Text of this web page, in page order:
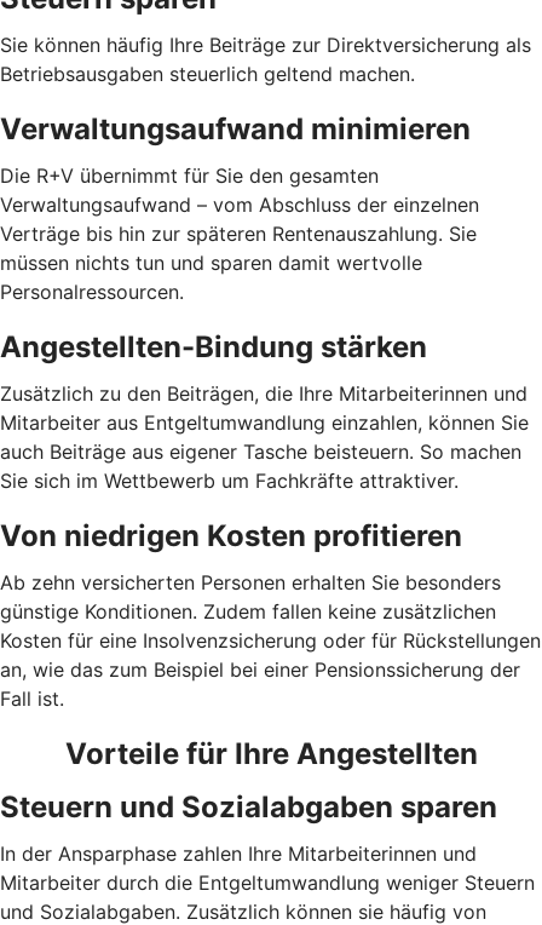
Sie können häufig Ihre Beiträge zur Direktversicherung als
Betriebsausgaben steuerlich geltend machen.
Verwaltungsaufwand minimieren
Die R+V übernimmt für Sie den gesamten
Verwaltungsaufwand – vom Abschluss der einzelnen
Verträge bis hin zur späteren Rentenauszahlung. Sie
müssen nichts tun und sparen damit wertvolle
Personalressourcen.
Angestellten-Bindung stärken
Zusätzlich zu den Beiträgen, die Ihre Mitarbeiterinnen und
Mitarbeiter aus Entgeltumwandlung einzahlen, können Sie
auch Beiträge aus eigener Tasche beisteuern. So machen
Sie sich im Wettbewerb um Fachkräfte attraktiver.
Von niedrigen Kosten profitieren
Ab zehn versicherten Personen erhalten Sie besonders
günstige Konditionen. Zudem fallen keine zusätzlichen
Kosten für eine Insolvenzsicherung oder für Rückstellungen
an, wie das zum Beispiel bei einer Pensionssicherung der
Fall ist.
Vorteile für Ihre Angestellten
Steuern und Sozialabgaben sparen
In der Ansparphase zahlen Ihre Mitarbeiterinnen und
Mitarbeiter durch die Entgeltumwandlung weniger Steuern
und Sozialabgaben. Zusätzlich können sie häufig von